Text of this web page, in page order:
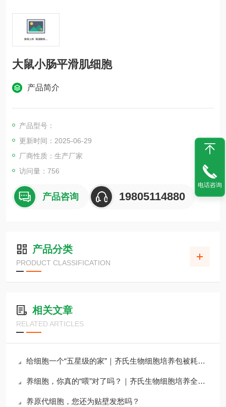
大鼠小肠平滑肌细胞
产品简介
产品型号：
更新时间：2025-06-29
厂商性质：生产厂家
访问量：756
产品咨询 19805114880
产品分类
PRODUCT CLASSIFICATION
相关文章
RELATED ARTICLES
给细胞一个“五星级的家”｜齐氏生物细胞培养包被耗材全攻略
养细胞，你真的“喂”对了吗？｜齐氏生物细胞培养全系列试剂详解
养原代细胞，您还为贴壁发愁吗？
电话咨询